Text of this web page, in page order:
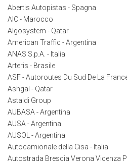
Abertis Autopistas - Spagna
AIC - Marocco
Algosystem - Qatar
American Traffic - Argentina
ANAS S.p.A. - Italia
Arteris - Brasile
ASF - Autoroutes Du Sud De La
Ashgal - Qatar
Astaldi Group
AUBASA - Argentina
AUSA - Argentina
AUSOL - Argentina
Autocamionale della Cisa - Italia
Autostrada Brescia Verona Vicenza